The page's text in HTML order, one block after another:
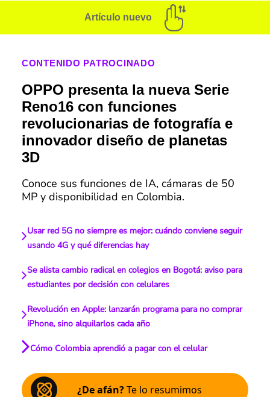
Artículo nuevo
CONTENIDO PATROCINADO
OPPO presenta la nueva Serie
Reno16 con funciones
revolucionarias de fotografía e
innovador diseño de planetas
3D
Conoce sus funciones de IA, cámaras de 50
MP y disponibilidad en Colombia.
Usar red 5G no siempre es mejor: cuándo conviene seguir
usando 4G y qué diferencias hay
Se alista cambio radical en colegios en Bogotá: aviso para
estudiantes por decisión con celulares
Revolución en Apple: lanzarán programa para no comprar
iPhone, sino alquilarlos cada año
Cómo Colombia aprendió a pagar con el celular
¿De afán?Te lo resumimos